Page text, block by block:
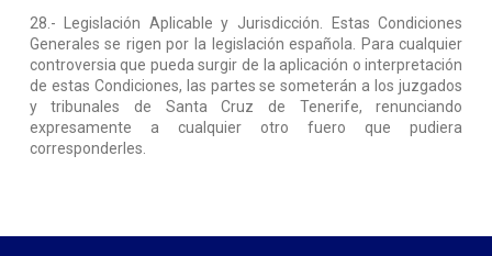
28.- Legislación Aplicable y Jurisdicción. Estas Condiciones
Generales se rigen por la legislación española. Para cualquier
controversia que pueda surgir de la aplicación o interpretación
de estas Condiciones, las partes se someterán a los juzgados
y tribunales de Santa Cruz de Tenerife, renunciando
expresamente a cualquier otro fuero que pudiera
corresponderles.